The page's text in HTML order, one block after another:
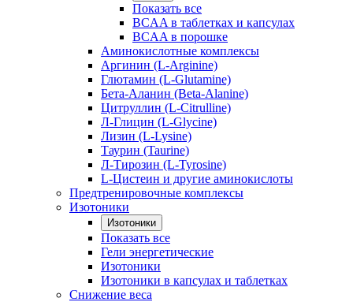
Показать все
BCAA в таблетках и капсулах
BCAA в порошке
Аминокислотные комплексы
Аргинин (L-Arginine)
Глютамин (L-Glutamine)
Бета-Аланин (Beta-Alanine)
Цитруллин (L-Citrulline)
Л-Глицин (L-Glycine)
Лизин (L-Lysine)
Таурин (Taurine)
Л-Тирозин (L-Tyrosine)
L-Цистеин и другие аминокислоты
Предтренировочные комплексы
Изотоники
Изотоники
Показать все
Гели энергетические
Изотоники
Изотоники в капсулах и таблетках
Снижение веса